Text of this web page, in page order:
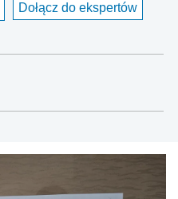
Dołącz do ekspertów